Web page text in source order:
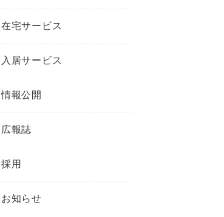
在宅サービス
入居サービス
情報公開
広報誌
採用
お知らせ